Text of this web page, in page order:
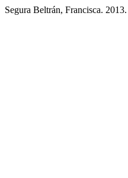
Segura Beltrán, Francisca.